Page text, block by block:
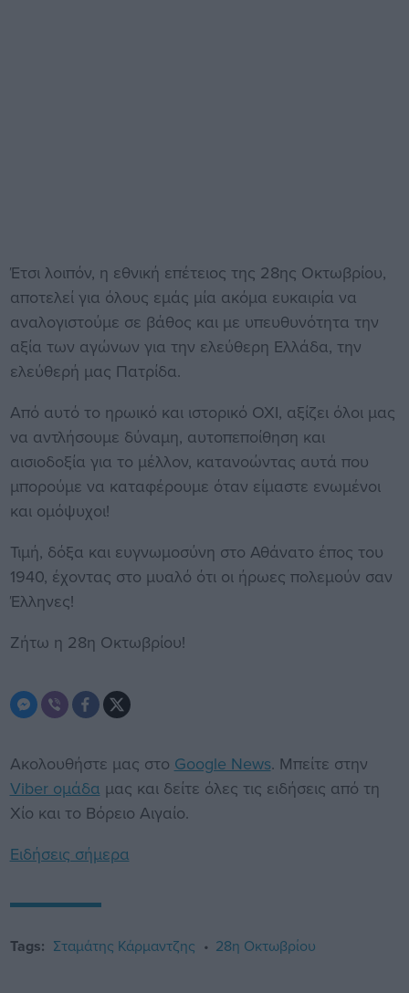
Έτσι λοιπόν, η εθνική επέτειος της 28ης Οκτωβρίου,
αποτελεί για όλους εμάς μία ακόμα ευκαιρία να
αναλογιστούμε σε βάθος και με υπευθυνότητα την
αξία των αγώνων για την ελεύθερη Ελλάδα, την
ελεύθερή μας Πατρίδα.
Από αυτό το ηρωικό και ιστορικό ΟΧΙ, αξίζει όλοι μας
να αντλήσουμε δύναμη, αυτοπεποίθηση και
αισιοδοξία για το μέλλον, κατανοώντας αυτά που
μπορούμε να καταφέρουμε όταν είμαστε ενωμένοι
και ομόψυχοι!
Τιμή, δόξα και ευγνωμοσύνη στο Αθάνατο έπος του
1940, έχοντας στο μυαλό ότι οι ήρωες πολεμούν σαν
Έλληνες!
Ζήτω η 28η Οκτωβρίου!
Ακολουθήστε μας στο Google News. Μπείτε στην
Viber ομάδα μας και δείτε όλες τις ειδήσεις από τη
Χίο και το Βόρειο Αιγαίο.
Ειδήσεις σήμερα
Tags: Σταμάτης Κάρμαντζης 28η Οκτωβρίου